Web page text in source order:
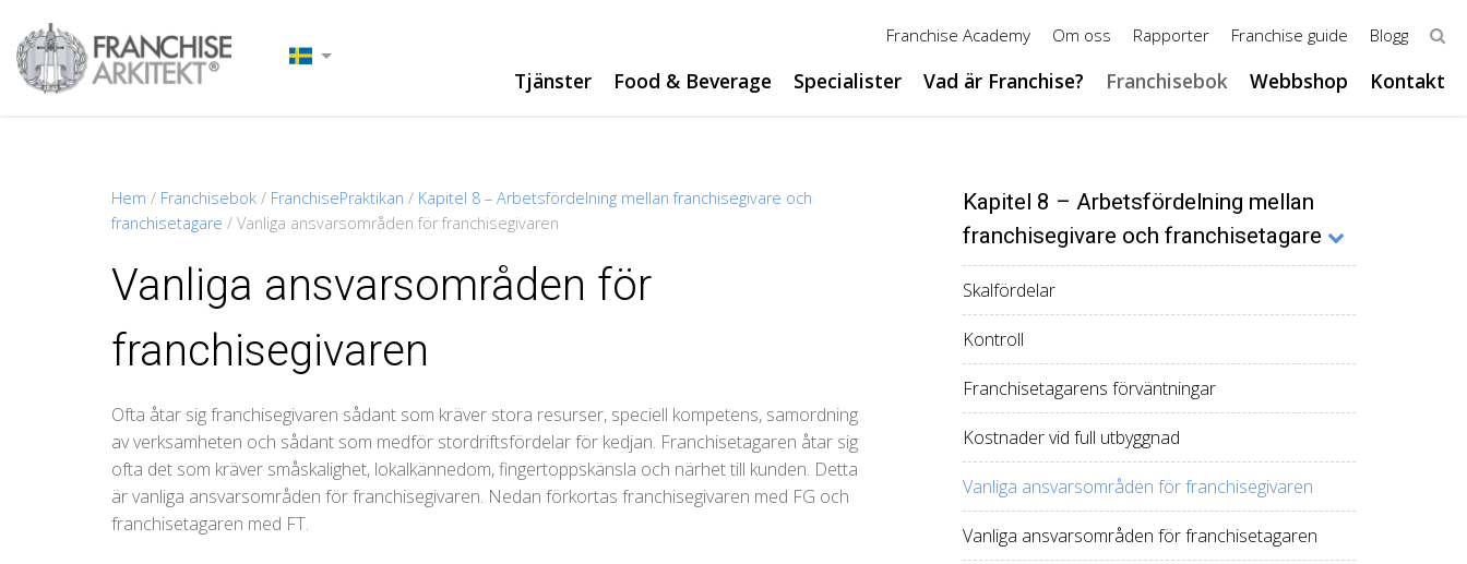
Franchise Academy Om oss Rapporter Franchise guide Blogg
Tjänster Food & Beverage Specialister Vad är Franchise? Franchisebok Webbshop Kontakt
Hem / Franchisebok / FranchisePraktikan / Kapitel 8 – Arbetsfördelning mellan franchisegivare och
franchisetagare / Vanliga ansvarsområden för franchisegivaren
Vanliga ansvarsområden för
franchisegivaren
Ofta åtar sig franchisegivaren sådant som kräver stora resurser, speciell kompetens, samordning
av verksamheten och sådant som medför stordriftsfördelar för kedjan. Franchisetagaren åtar sig
ofta det som kräver småskalighet, lokalkännedom, fingertoppskänsla och närhet till kunden. Detta
är vanliga ansvarsområden för franchisegivaren. Nedan förkortas franchisegivaren med FG och
franchisetagaren med FT.
Kapitel 8 – Arbetsfördelning mellan
franchisegivare och franchisetagare
Skalfördelar
Kontroll
Franchisetagarens förväntningar
Kostnader vid full utbyggnad
Vanliga ansvarsområden för franchisegivaren
Vanliga ansvarsområden för franchisetagaren